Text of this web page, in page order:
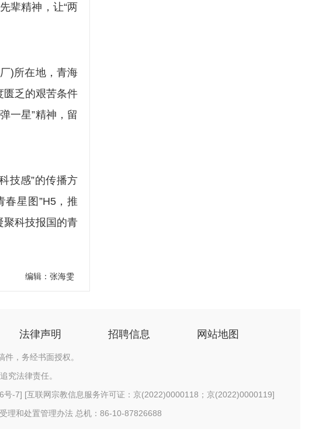
辈精神，让“两
)所在地，青海
匮乏的艰苦条件
一星”精神，留
技感”的传播方
春星图”H5，推
聚科技报国的青
编辑：张海雯
法律声明 招聘信息 网站地图
，务经书面授权。
究法律责任。
号-7] [互联网宗教信息服务许可证：京(2022)0000118；京(2022)0000119]
理和处置管理办法 总机：86-10-87826688